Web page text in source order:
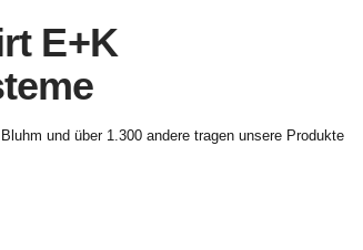
E+K
und über 1.300 andere tragen unsere Produkte